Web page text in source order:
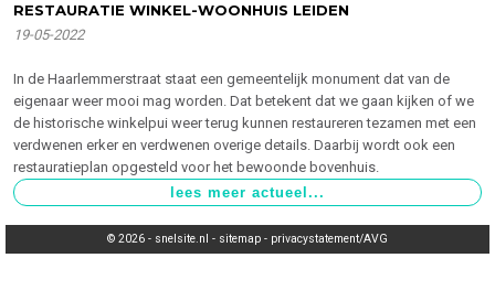
Actueel
Contact >
RESTAURATIE WINKEL-WOONHUIS LEIDEN
19-05-2022
In de Haarlemmerstraat staat een gemeentelijk monument dat van de
eigenaar weer mooi mag worden. Dat betekent dat we gaan kijken of we
de historische winkelpui weer terug kunnen restaureren tezamen met een
verdwenen erker en verdwenen overige details. Daarbij wordt ook een
restauratieplan opgesteld voor het bewoonde bovenhuis.
© 2026 - snelsite.nl - sitemap - privacystatement/AVG